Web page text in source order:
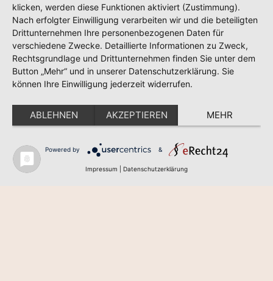
klicken, werden diese Funktionen aktiviert (Zustimmung).
Nach erfolgter Einwilligung verarbeiten wir und die beteiligten
Drittunternehmen Ihre personenbezogenen Daten für
verschiedene Zwecke. Detaillierte Informationen zu Zweck,
Rechtsgrundlage und Drittunternehmen finden Sie unter dem
Button „Mehr“ und in unserer Datenschutzerklärung. Sie
können Ihre Einwilligung jederzeit widerrufen.
ABLEHNEN AKZEPTIEREN MEHR
Powered by &
Impressum Datenschutzerklärung